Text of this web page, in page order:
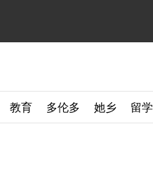
教育 多伦多 她乡 留学